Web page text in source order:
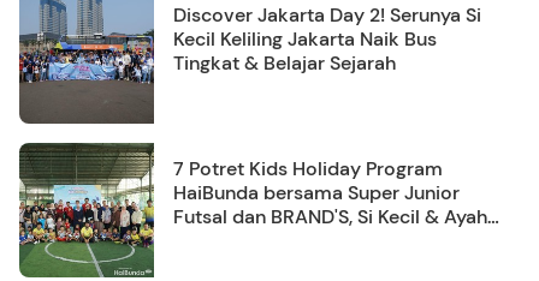
Discover Jakarta Day 2! Serunya Si
Kecil Keliling Jakarta Naik Bus
Tingkat & Belajar Sejarah
7 Potret Kids Holiday Program
HaiBunda bersama Super Junior
Futsal dan BRAND'S, Si Kecil & Ayah